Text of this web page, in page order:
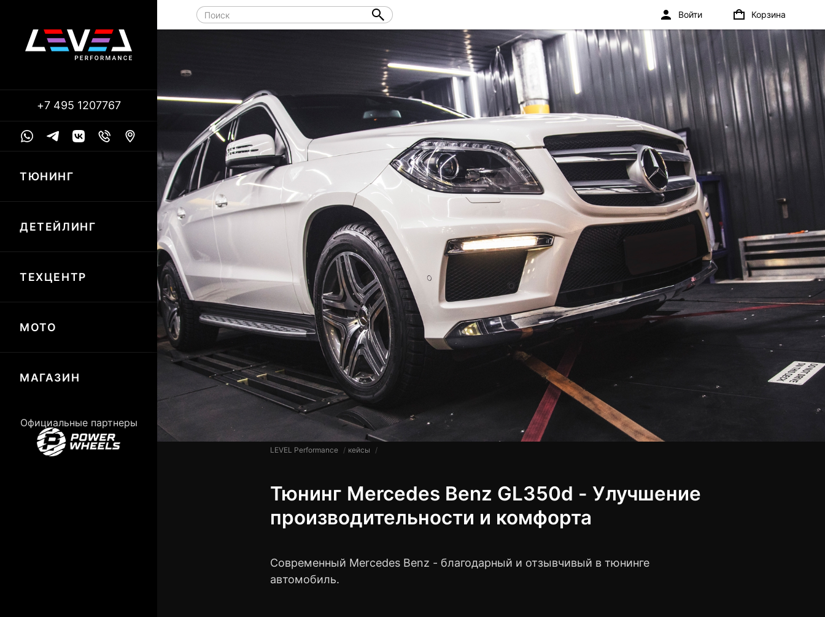
LEVEL Performance кейсы
Тюнинг Mercedes Benz GL350d - Улучшение
производительности и комфорта
Современный Mercedes Benz - благодарный и отзывчивый в тюнинге
автомобиль.
+7 495 1207767
ТЮНИНГ
ДЕТЕЙЛИНГ
ТЕХЦЕНТР
МОТО
МАГАЗИН
Официальные партнеры
Войти Корзина